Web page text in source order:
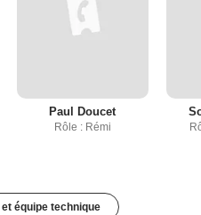
Paul Doucet
Rôle : Rémi
équipe technique